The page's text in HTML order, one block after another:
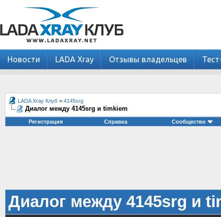
Новости LADA Xray Отзывы владельцев
LADA Xray Клуб > 4145srg
Диалог между 4145srg и timkiem
Регистрация Справка Сообщество
Диалог между 4145srg и